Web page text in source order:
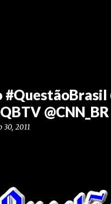
30, 2011